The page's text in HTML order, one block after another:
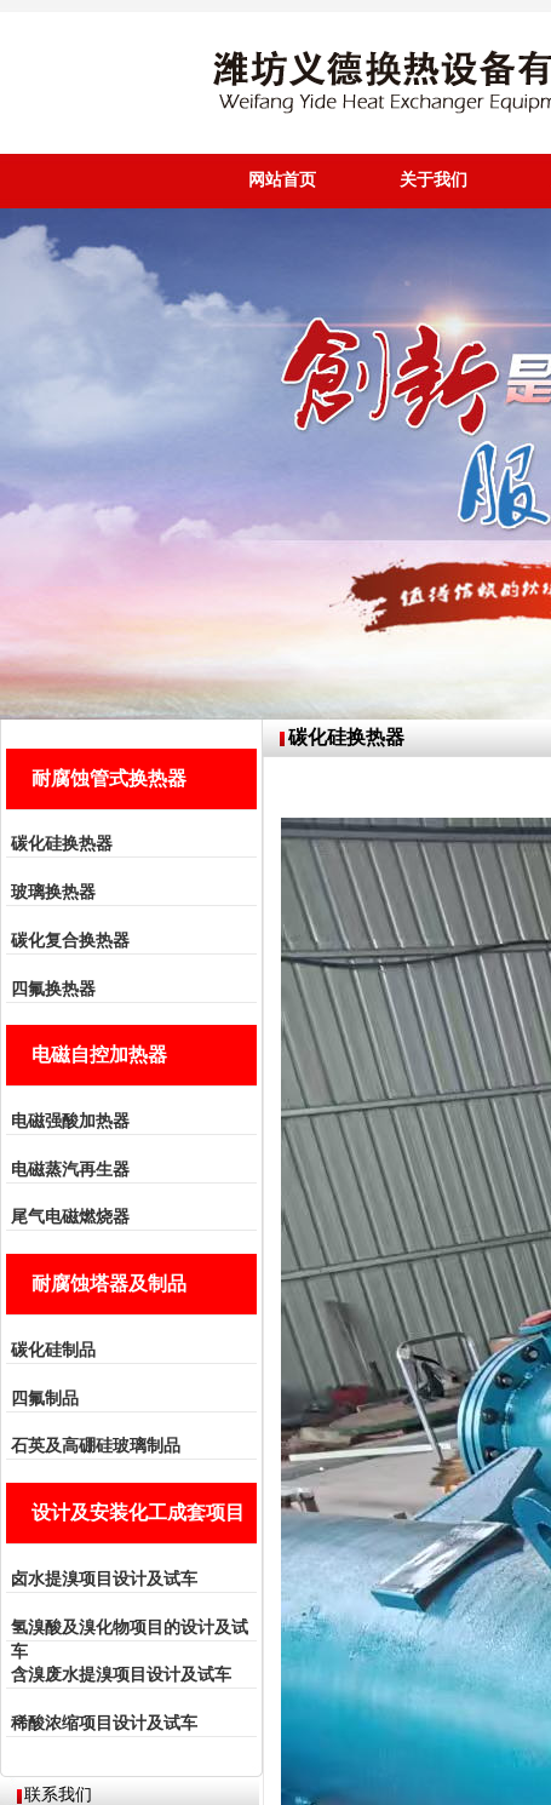
网站首页 关于我们
耐腐蚀管式换热器
碳化硅换热器
玻璃换热器
碳化复合换热器
四氟换热器
电磁自控加热器
电磁强酸加热器
电磁蒸汽再生器
尾气电磁燃烧器
耐腐蚀塔器及制品
碳化硅制品
四氟制品
石英及高硼硅玻璃制品
设计及安装化工成套项目
卤水提溴项目设计及试车
氢溴酸及溴化物项目的设计及试
车
含溴废水提溴项目设计及试车
稀酸浓缩项目设计及试车
联系我们
碳化硅换热器